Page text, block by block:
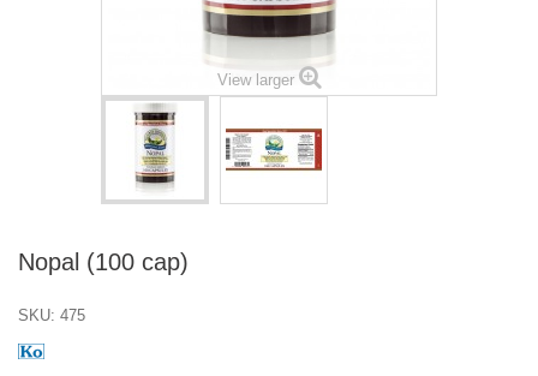
View larger
Nopal (100 cap)
SKU: 475